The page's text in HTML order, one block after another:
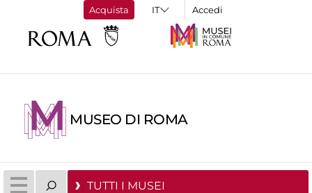
Acquista Accedi
MUSEO DI ROMA
TUTTI I MUSEI